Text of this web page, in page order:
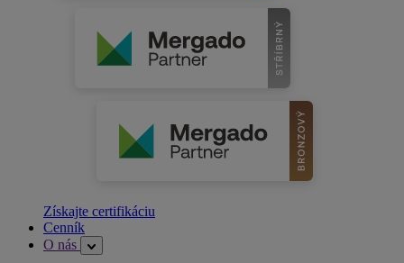
Získajte certifikáciu
Cenník
O nás